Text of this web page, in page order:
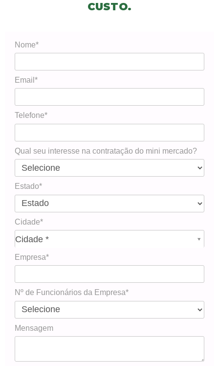
CUSTO.
Nome*
Email*
Telefone*
Qual seu interesse na contratação do mini mercado?
Estado*
Cidade*
Cidade *
Cidade*
Empresa*
Nº de Funcionários da Empresa*
Mensagem